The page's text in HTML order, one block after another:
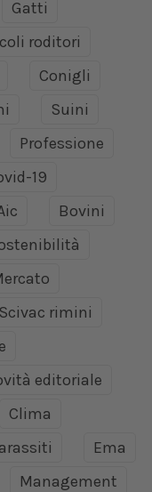
Gatti
roditori
Conigli
Suini
Professione
19
Bovini
Scivac rimini
editoriale
Clima
Ema
Management